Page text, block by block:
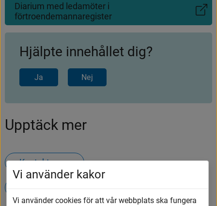
Diarium med ledamöter i
förtroendemannaregister
(Länk
till
annan
webbplats)
Hjälpte innehållet dig?
Ja Nej
Upptäck mer
Kontakta oss
Hämtning av ditt hushållsavfall
Vi använder kakor
Vi använder cookies för att vår webbplats ska fungera